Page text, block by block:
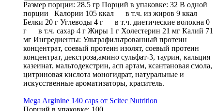
Размер порции: 28.5 гр Порций в упаковке: 32 В одной
порции Калории 105 ккал в т.ч. из жиров 9 ккал
Белки 20 г Углеводы 4 г в т.ч. диетические волокна 0
г в т.ч. сахар 4 г Жиры 1 г Холестерин 21 мг Калий 71
мг Ингредиенты: Ультрафильтрованный протеин
концентрат, соевый протеин изолят, соевый протеин
концентрат, декстроза,амино сульфат-3, таурин, кальция
казеинат, мальтодекстрин, асп артам, ксантановая смола,
цитриновая кислота моногидрат, натуральные и
искусственные ароматизаторы, краситель.
Mega Arginine 140 caps от Scitec Nutrition